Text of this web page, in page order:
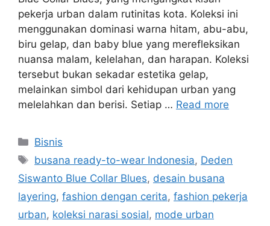
pekerja urban dalam rutinitas kota. Koleksi ini
menggunakan dominasi warna hitam, abu-abu,
biru gelap, dan baby blue yang merefleksikan
nuansa malam, kelelahan, dan harapan. Koleksi
tersebut bukan sekadar estetika gelap,
melainkan simbol dari kehidupan urban yang
melelahkan dan berisi. Setiap … Read more
Categories
Bisnis
Tags
busana ready-to-wear Indonesia, Deden
Siswanto Blue Collar Blues, desain busana
layering, fashion dengan cerita, fashion pekerja
urban, koleksi narasi sosial, mode urban